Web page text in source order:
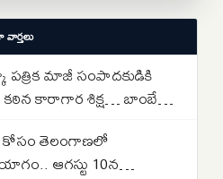
మాజీ సంపాదకుడికి
కఠిన కారాగార శిక్ష… బాంబే
కోసం తెలంగాణలో
ఆగస్టు 10న